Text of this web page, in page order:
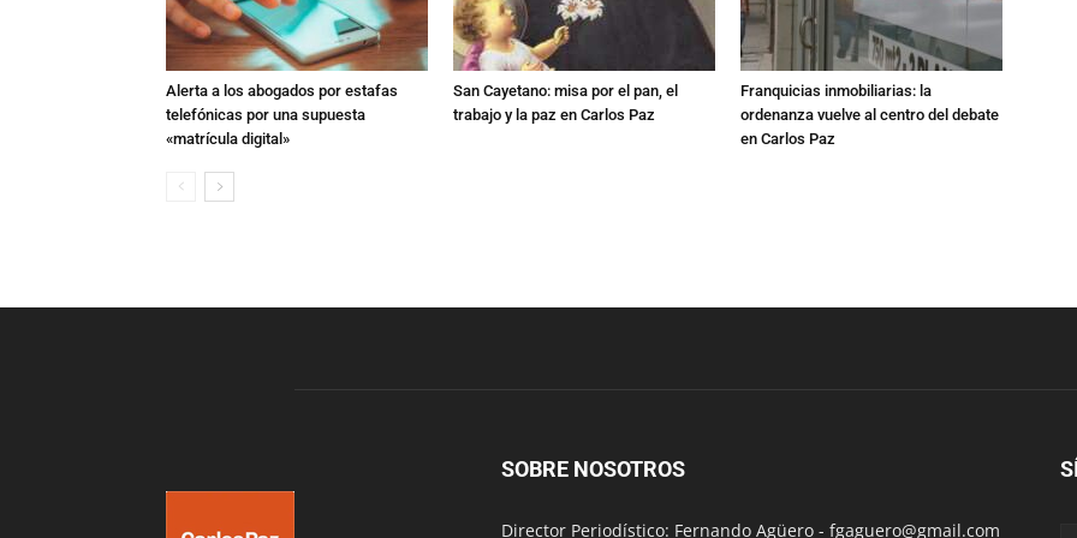
Alerta a los abogados por estafas
telefónicas por una supuesta
«matrícula digital»
San Cayetano: misa por el pan, el
trabajo y la paz en Carlos Paz
Franquicias inmobiliarias: la
ordenanza vuelve al centro del debate
en Carlos Paz
SOBRE NOSOTROS
Director Periodístico: Fernando Agüero - fgaguero@gmail.com